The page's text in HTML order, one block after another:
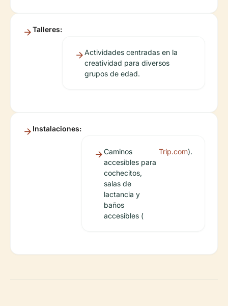
Talleres:
Actividades centradas en la
creatividad para diversos
grupos de edad.
Instalaciones:
Caminos
accesibles para
cochecitos,
salas de
lactancia y
baños
accesibles (
Trip.com).